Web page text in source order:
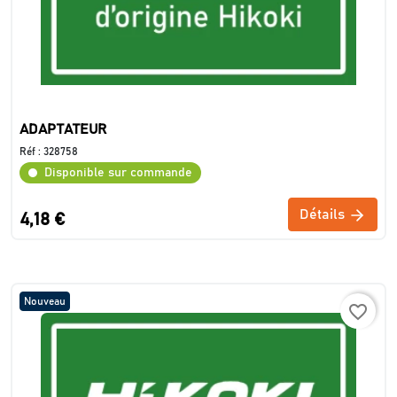
ADAPTATEUR
Réf : 328758
Disponible sur commande
4,18 € Détails
Nouveau
favorite_border